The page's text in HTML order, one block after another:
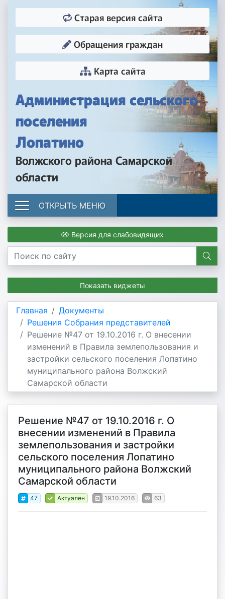
Администрация сельского
поселения
Лопатино
Волжского района Самарской
области
Старая версия сайта
Обращения граждан
Карта сайта
ОТКРЫТЬ МЕНЮ
Версия для слабовидящих
Показать виджеты
Главная
Документы
Решения Собрания представителей
Решение №47 от 19.10.2016 г. О внесении
изменений в Правила землепользования и
застройки сельского поселения Лопатино
муниципального района Волжский
Самарской области
Решение №47 от 19.10.2016 г. О
внесении изменений в Правила
землепользования и застройки
сельского поселения Лопатино
муниципального района Волжский
Самарской области
47 Актуален 19.10.2016 63